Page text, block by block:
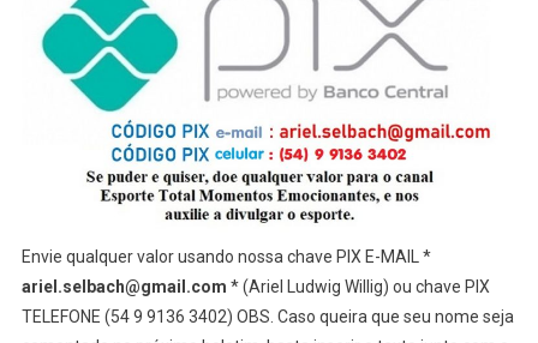
Envie qualquer valor usando nossa chave PIX E-MAIL *
ariel.selbach@gmail.com * (Ariel Ludwig Willig) ou chave PIX
TELEFONE (54 9 9136 3402) OBS. Caso queira que seu nome seja